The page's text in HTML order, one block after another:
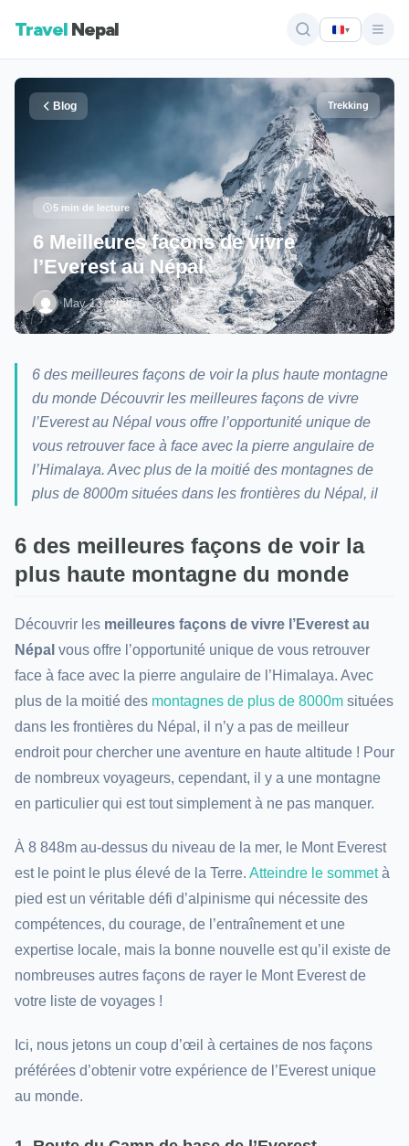
Travel Nepal ▾
Blog Trekking
5 min de lecture
6 Meilleures façons de vivre
l’Everest au Népal
·May 13, 2026
6 des meilleures façons de voir la plus haute montagne
du monde Découvrir les meilleures façons de vivre
l’Everest au Népal vous offre l’opportunité unique de
vous retrouver face à face avec la pierre angulaire de
l’Himalaya. Avec plus de la moitié des montagnes de
plus de 8000m situées dans les frontières du Népal, il
6 des meilleures façons de voir la
plus haute montagne du monde
Découvrir les meilleures façons de vivre l’Everest au
Népal vous offre l’opportunité unique de vous retrouver
face à face avec la pierre angulaire de l’Himalaya. Avec
plus de la moitié des montagnes de plus de 8000m situées
dans les frontières du Népal, il n’y a pas de meilleur
endroit pour chercher une aventure en haute altitude ! Pour
de nombreux voyageurs, cependant, il y a une montagne
en particulier qui est tout simplement à ne pas manquer.
À 8 848m au-dessus du niveau de la mer, le Mont Everest
est le point le plus élevé de la Terre. Atteindre le sommetà
pied est un véritable défi d’alpinisme qui nécessite des
compétences, du courage, de l’entraînement et une
expertise locale, mais la bonne nouvelle est qu’il existe de
nombreuses autres façons de rayer le Mont Everest de
votre liste de voyages !
Ici, nous jetons un coup d’œil à certaines de nos façons
préférées d’obtenir votre expérience de l’Everest unique
au monde.